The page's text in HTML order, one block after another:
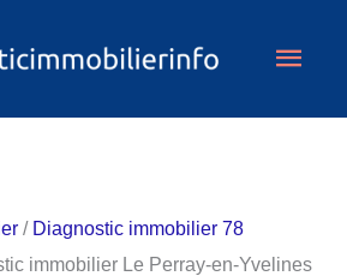
/ Diagnostic immobilier 78
immobilier Le Perray-en-Yvelines